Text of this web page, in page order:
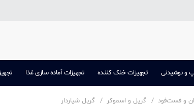
و نوشیدنی تجهیزات خنک کننده تجهیزات آماده سازی غذا
و فست‌فود گریل و اسموکر گریل شیاردار